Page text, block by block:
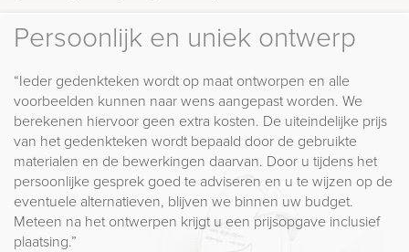
Persoonlijk en uniek ontwerp
“Ieder gedenkteken wordt op maat ontworpen en alle
voorbeelden kunnen naar wens aangepast worden. We
berekenen hiervoor geen extra kosten. De uiteindelijke prijs
van het gedenkteken wordt bepaald door de gebruikte
materialen en de bewerkingen daarvan. Door u tijdens het
persoonlijke gesprek goed te adviseren en u te wijzen op de
eventuele alternatieven, blijven we binnen uw budget.
Meteen na het ontwerpen krijgt u een prijsopgave inclusief
plaatsing.”